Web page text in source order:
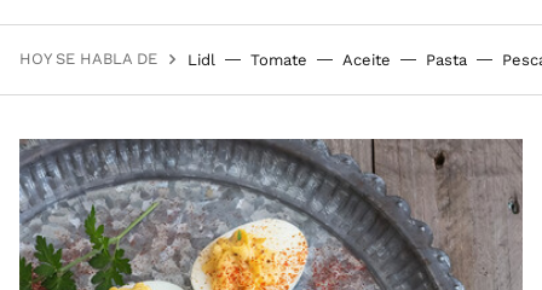
HOY SE HABLA DE Lidl Tomate Aceite Pasta